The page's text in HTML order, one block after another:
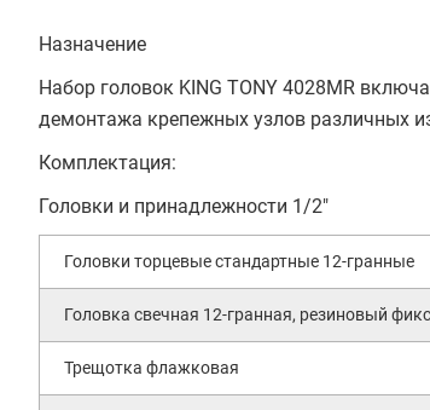
Назначение
Набор головок KING TONY 4028MR
демонтажа крепежных узлов различных
Комплектация:
Головки и принадлежности 1/2"
Головки торцевые стандартные 12-гранные
Головка свечная 12-гранная, резиновый
Трещотка флажковая